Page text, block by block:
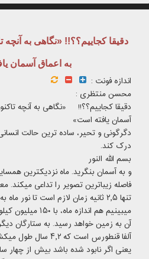
دقیقا کجاییم؟؟!! «نگاهی به
به اعماق آسمان
اندازه فونت :
محسن منتظری :
دقیقا کجاییم؟؟!! «نگاهی به آنچه
آسمان یافته است»
دگرگونی و تحیر، ساده ترین حالت
درک کند.
بسم الله النور
تنها ۲٫۵ ثانیه زمان لازم است تا
آن به زمین خواهد رسید. به ستارگان
آلفا قنطورس است که
یعنی اگر نابود شده باشد بیش از چهار